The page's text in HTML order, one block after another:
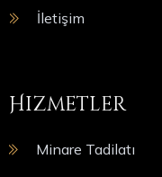
İletişim
Hizmetler
Minare Tadilatı